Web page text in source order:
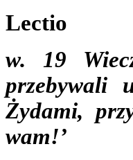
Lectio
w. 19
przebywali
Żydami,
wam!’